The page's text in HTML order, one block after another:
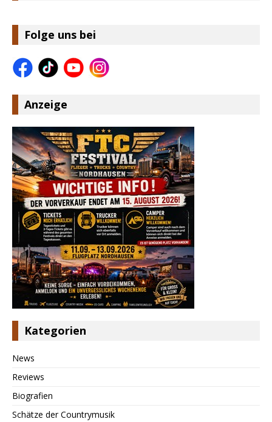
Folge uns bei
Anzeige
Kategorien
News
Reviews
Biografien
Schätze der Countrymusik